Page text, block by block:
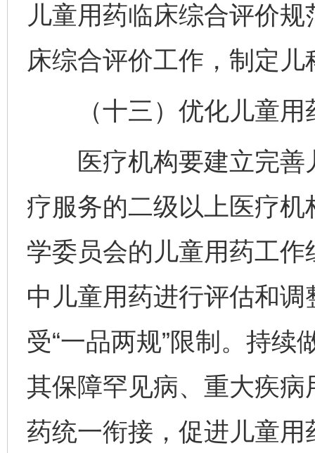
儿童用药临床综合评价
床综合评价工作，制定
（十三）优化儿童用
医疗机构要建立完善
疗服务的二级以上医疗
学委员会的儿童用药工
中儿童用药进行评估和
受“一品两规”限制。持
其保障罕见病、重大疾
药统一衔接，促进儿童